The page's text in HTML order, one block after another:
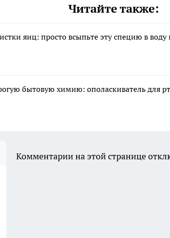
Читайте также:
яиц: просто всыпьте эту специю в воду
бытовую химию: ополаскиватель для
Комментарии на этой странице